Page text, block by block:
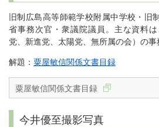
旧制広島高等師範学校附属中学校・旧
省事務次官・衆議院議員。主な資料
党、新進党、太陽党、無所属の会）の事
解題： 粟屋敏信関係文書目録
粟屋敏信関係文書目録
今井優至撮影写真